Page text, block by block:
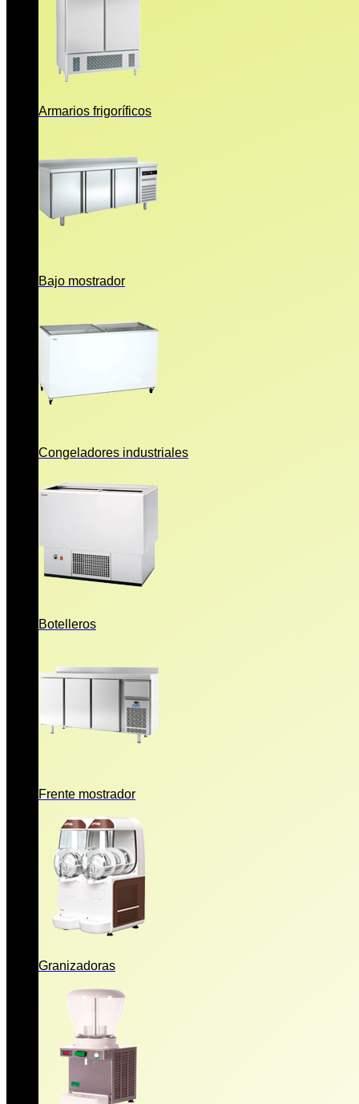
Armarios frigoríficos
Bajo mostrador
Congeladores industriales
Botelleros
Frente mostrador
Granizadoras